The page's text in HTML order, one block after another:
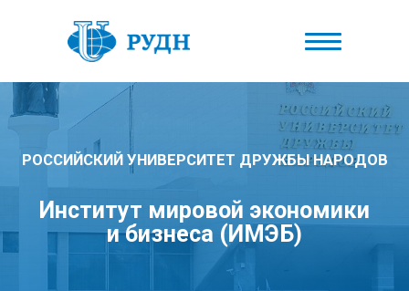
Институт мировой экономики
и бизнеса (ИМЭБ)
РОССИЙСКИЙ УНИВЕРСИТЕТ ДРУЖБЫ НАРОДОВ
РЕКЛАМА И СВЯЗИ
ОБЩЕСТВЕННОСТЬЮ